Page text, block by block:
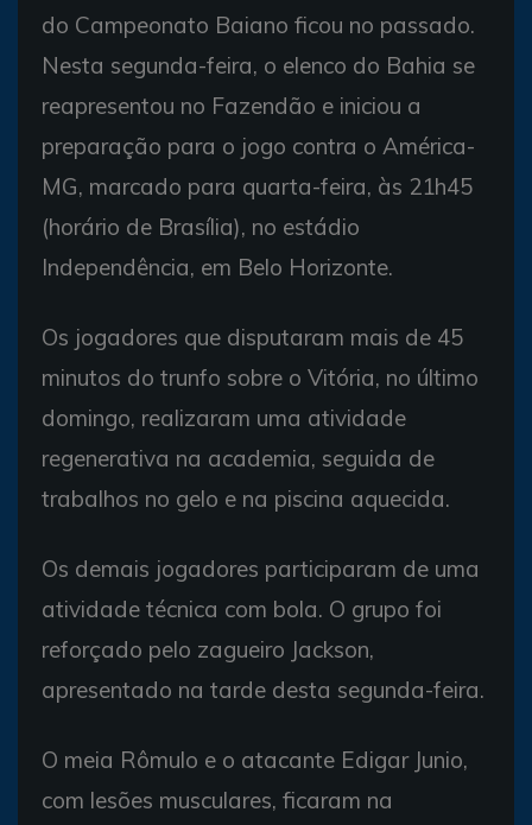
do Campeonato Baiano ficou no passado.
Nesta segunda-feira, o elenco do Bahia se
reapresentou no Fazendão e iniciou a
preparação para o jogo contra o América-
MG, marcado para quarta-feira, às 21h45
(horário de Brasília), no estádio
Independência, em Belo Horizonte.
Os jogadores que disputaram mais de 45
minutos do trunfo sobre o Vitória, no último
domingo, realizaram uma atividade
regenerativa na academia, seguida de
trabalhos no gelo e na piscina aquecida.
Os demais jogadores participaram de uma
atividade técnica com bola. O grupo foi
reforçado pelo zagueiro Jackson,
apresentado na tarde desta segunda-feira.
O meia Rômulo e o atacante Edigar Junio,
com lesões musculares, ficaram na